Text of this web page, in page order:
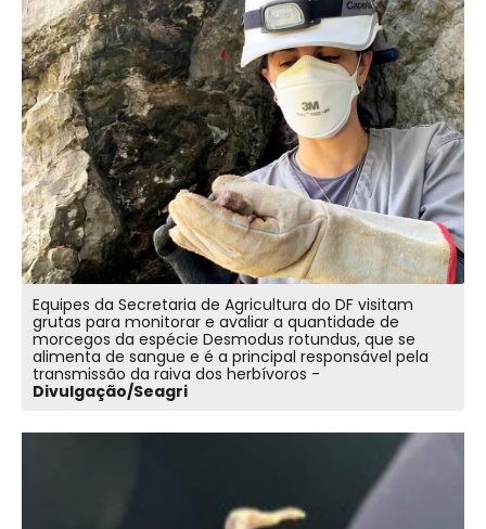
Equipes da Secretaria de Agricultura do DF visitam
grutas para monitorar e avaliar a quantidade de
morcegos da espécie Desmodus rotundus, que se
alimenta de sangue e é a principal responsável pela
transmissão da raiva dos herbívoros -
Divulgação/Seagri